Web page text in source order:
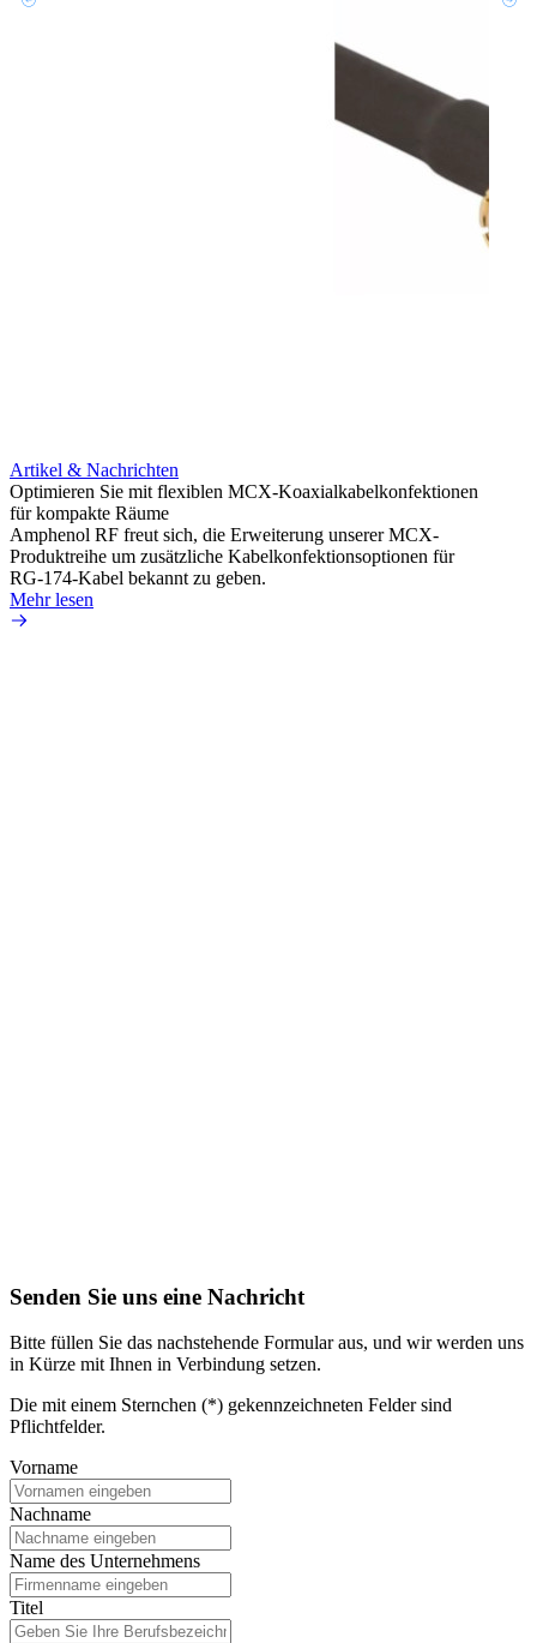
Artikel & Nachrichten
Optimieren Sie mit flexiblen MCX-Koaxialkabelkonfektionen
für kompakte Räume
Amphenol RF freut sich, die Erweiterung unserer MCX-
Produktreihe um zusätzliche Kabelkonfektionsoptionen für
RG-174-Kabel bekannt zu geben.
Mehr lesen
Senden Sie uns eine Nachricht
Bitte füllen Sie das nachstehende Formular aus, und wir werden uns
in Kürze mit Ihnen in Verbindung setzen.
Die mit einem Sternchen (*) gekennzeichneten Felder sind
Pflichtfelder.
Vorname
Nachname
Name des Unternehmens
Titel